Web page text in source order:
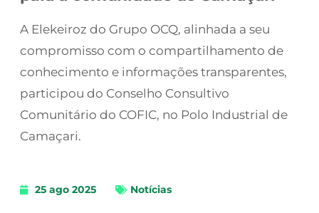
A Elekeiroz do Grupo OCQ, alinhada a seu
compromisso com o compartilhamento de
conhecimento e informações transparentes,
participou do Conselho Consultivo
Comunitário do COFIC, no Polo Industrial de
Camaçari.
25 ago 2025 Notícias